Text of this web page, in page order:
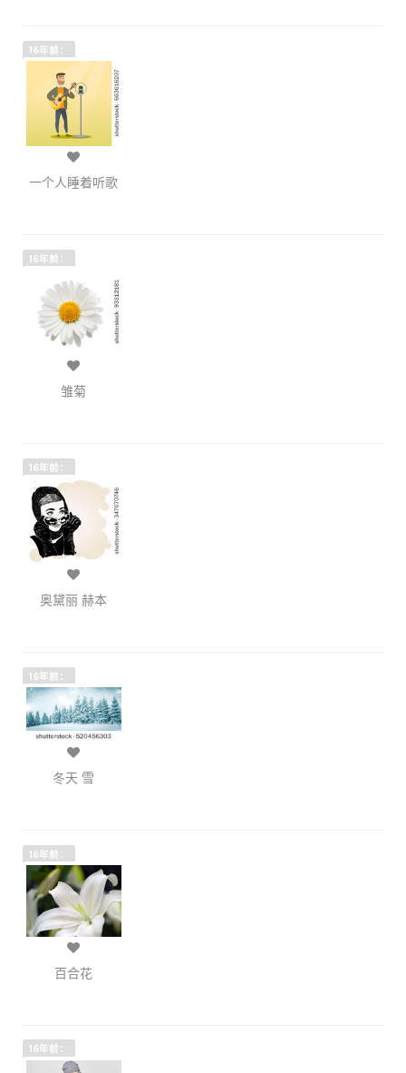
16年前：
一个人睡着听歌
16年前：
雏菊
16年前：
奥黛丽 赫本
16年前：
冬天 雪
16年前：
百合花
16年前：